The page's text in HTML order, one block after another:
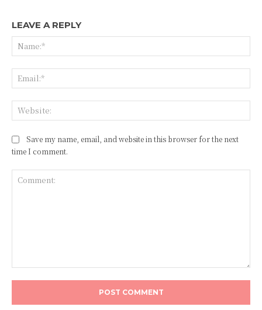
LEAVE A REPLY
Save my name, email, and website in this browser for the next
time I comment.